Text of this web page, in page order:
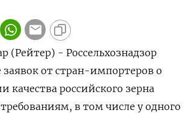
(Рейтер) - Россельхознадзор
заявок от стран-импортеров о
качества российского зерна
в том числе у одного